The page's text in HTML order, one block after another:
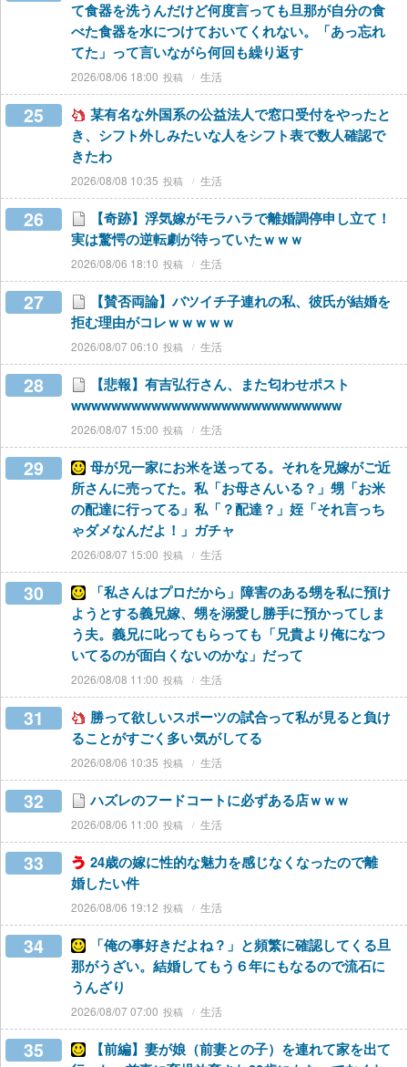
て食器を洗うんだけど何度言っても旦那が自分の食
べた食器を水につけておいてくれない。「あっ忘れ
てた」って言いながら何回も繰り返す
2026/08/06 18:00 生活
25
某有名な外国系の公益法人で窓口受付をやったと
き、シフト外しみたいな人をシフト表で数人確認で
きたわ
2026/08/08 10:35 生活
26
【奇跡】浮気嫁がモラハラで離婚調停申し立て！
実は驚愕の逆転劇が待っていたｗｗｗ
2026/08/06 18:10 生活
27
【賛否両論】バツイチ子連れの私、彼氏が結婚を
拒む理由がコレｗｗｗｗｗ
2026/08/07 06:10 生活
28
【悲報】有吉弘行さん、また匂わせポスト
wwwwwwwwwwwwwwwwwwwwwwwwwww
2026/08/07 15:00 生活
29
母が兄一家にお米を送ってる。それを兄嫁がご近
所さんに売ってた。私「お母さんいる？」甥「お米
の配達に行ってる」私「？配達？」姪「それ言っち
ゃダメなんだよ！」ガチャ
2026/08/07 15:00 生活
30
「私さんはプロだから」障害のある甥を私に預け
ようとする義兄嫁、甥を溺愛し勝手に預かってしま
う夫。義兄に叱ってもらっても「兄貴より俺になつ
いてるのが面白くないのかな」だって
2026/08/08 11:00 生活
31
勝って欲しいスポーツの試合って私が見ると負け
ることがすごく多い気がしてる
2026/08/06 10:35 生活
32 ハズレのフードコートに必ずある店ｗｗｗ
2026/08/06 11:00 生活
33
24歳の嫁に性的な魅力を感じなくなったので離
婚したい件
2026/08/06 19:12 生活
34
「俺の事好きだよね？」と頻繁に確認してくる旦
那がうざい。結婚してもう６年にもなるので流石に
うんざり
2026/08/07 07:00 生活
35
【前編】妻が娘（前妻との子）を連れて家を出て